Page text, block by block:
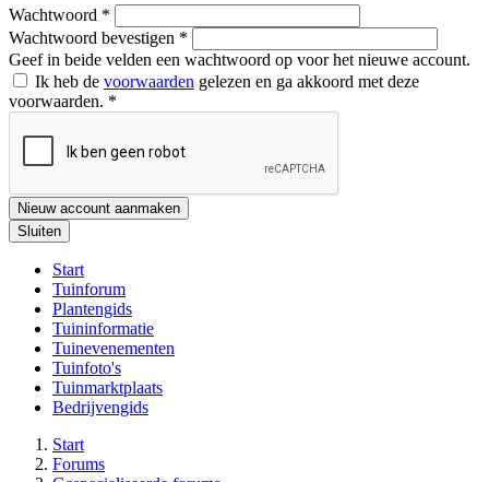
Wachtwoord *
Wachtwoord bevestigen *
Geef in beide velden een wachtwoord op voor het nieuwe account.
Ik heb de voorwaarden gelezen en ga akkoord met deze
voorwaarden. *
Nieuw account aanmaken
Sluiten
Start
Tuinforum
Plantengids
Tuininformatie
Tuinevenementen
Tuinfoto's
Tuinmarktplaats
Bedrijvengids
Start
Forums